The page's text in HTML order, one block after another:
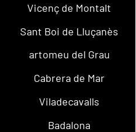
Vicenç de Montalt
Sant Boi de Lluçanès
artomeu del Grau
Cabrera de Mar
Viladecavalls
Badalona